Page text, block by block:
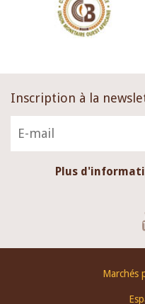
Inscription à la
Plus
Marchés